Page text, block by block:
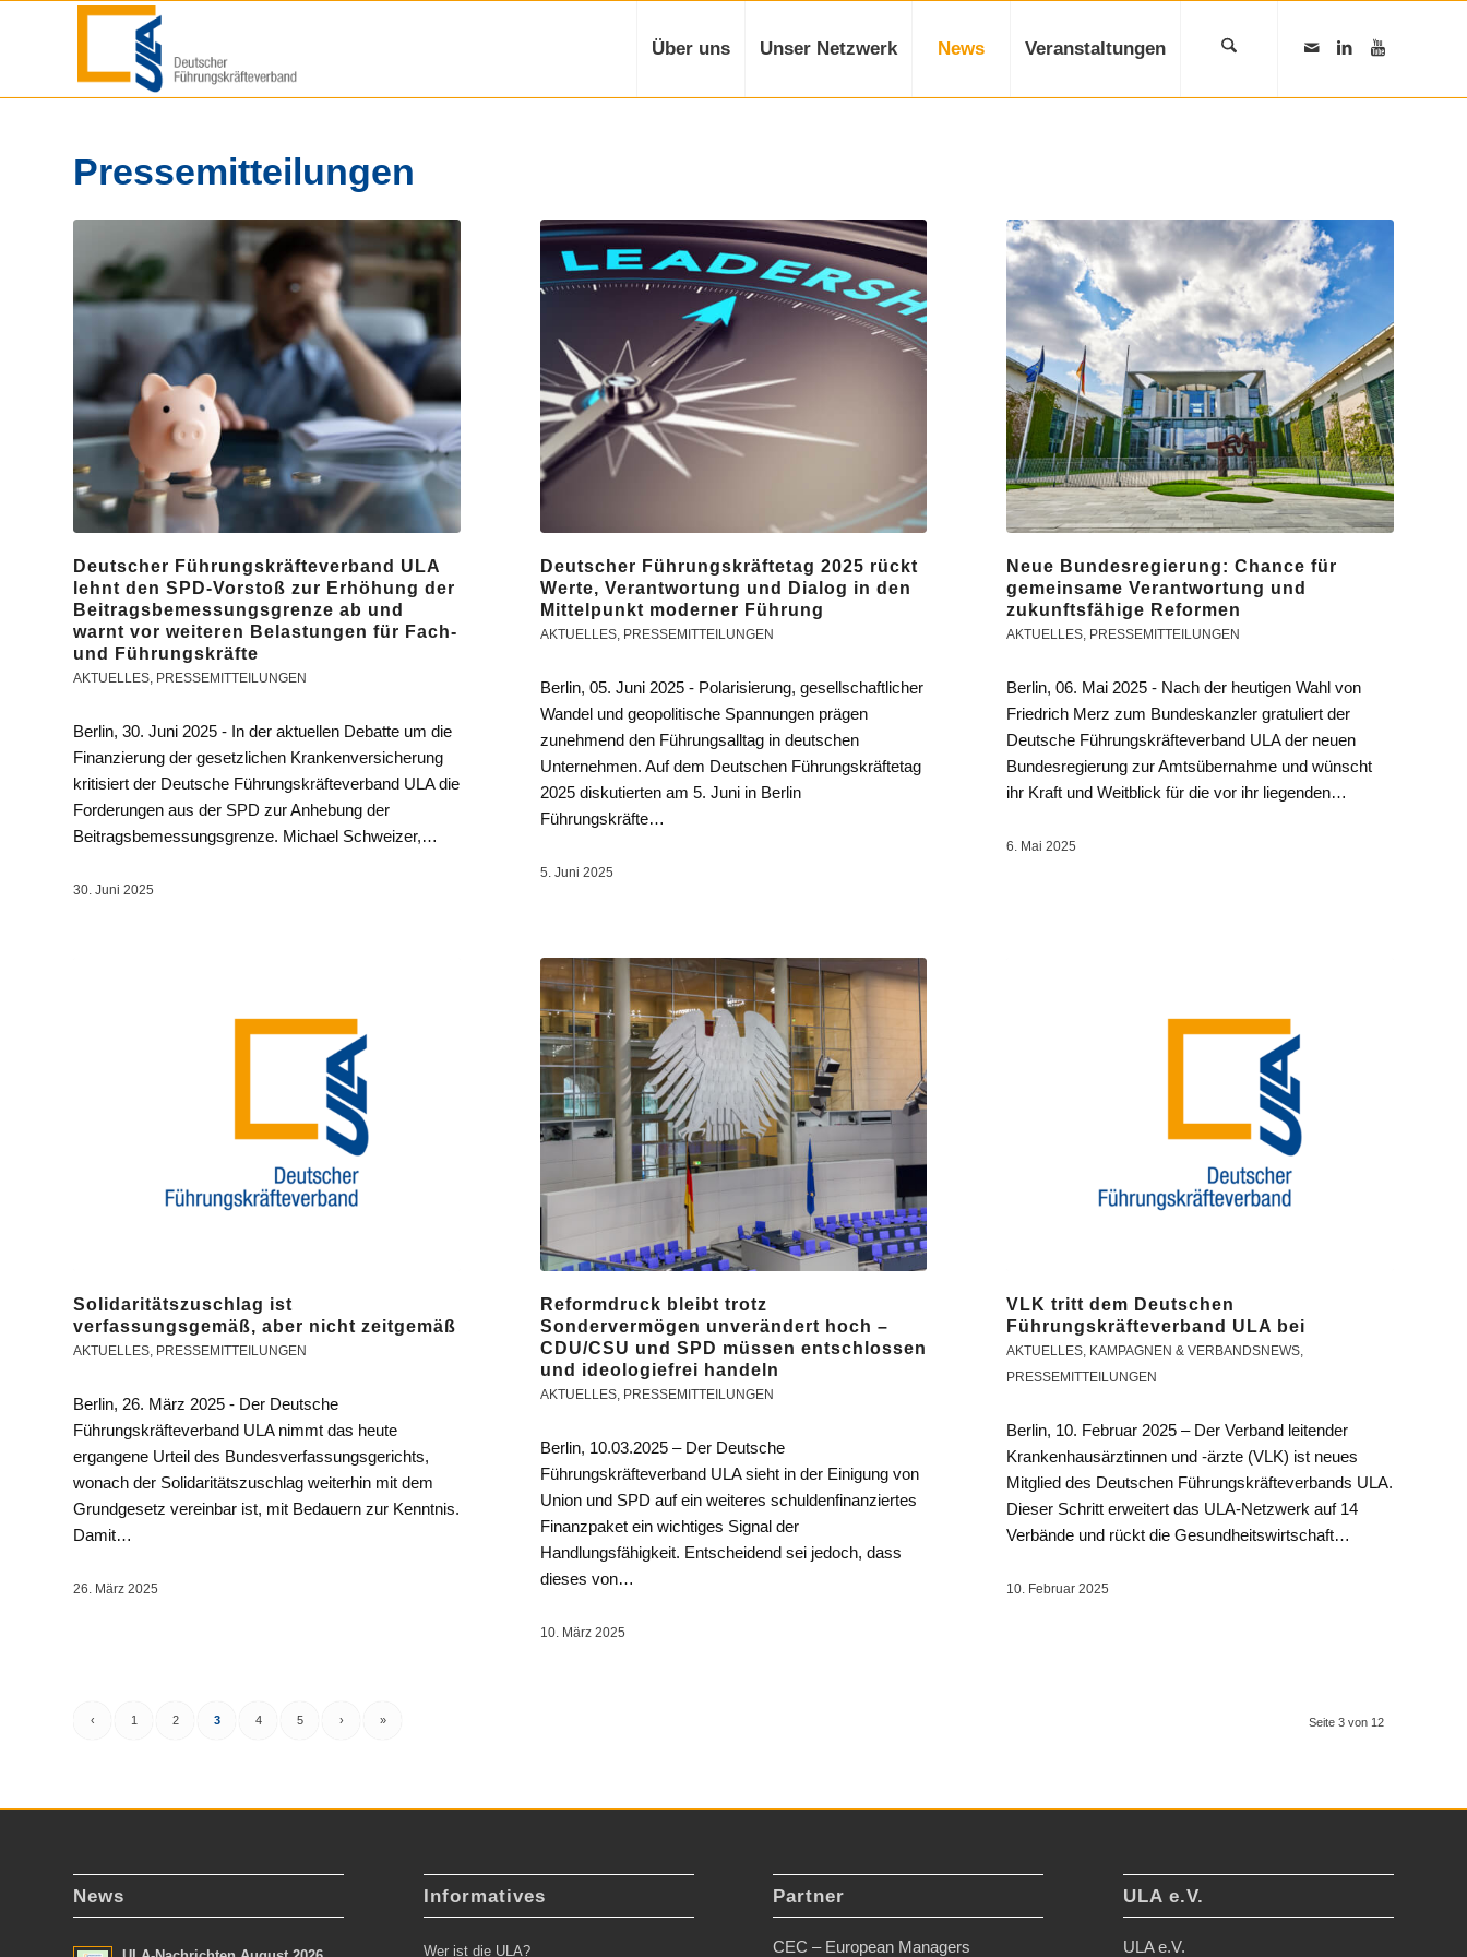
Über uns Unser Netzwerk News Veranstaltungen
Pressemitteilungen
Deutscher Führungskräfteverband ULA
lehnt den SPD-Vorstoß zur Erhöhung der
Beitragsbemessungsgrenze ab und
warnt vor weiteren Belastungen für Fach-
und Führungskräfte
AKTUELLES PRESSEMITTEILUNGEN
Berlin, 30. Juni 2025 - In der aktuellen Debatte um die
Finanzierung der gesetzlichen Krankenversicherung
kritisiert der Deutsche Führungskräfteverband ULA die
Forderungen aus der SPD zur Anhebung der
Beitragsbemessungsgrenze. Michael Schweizer,…
30. Juni 2025
Deutscher Führungskräftetag 2025 rückt
Werte, Verantwortung und Dialog in den
Mittelpunkt moderner Führung
AKTUELLES, PRESSEMITTEILUNGEN
Berlin, 05. Juni 2025 - Polarisierung, gesellschaftlicher
Wandel und geopolitische Spannungen prägen
zunehmend den Führungsalltag in deutschen
Unternehmen. Auf dem Deutschen Führungskräftetag
2025 diskutierten am 5. Juni in Berlin
Führungskräfte…
5. Juni 2025
Neue Bundesregierung: Chance für
gemeinsame Verantwortung und
zukunftsfähige Reformen
AKTUELLES PRESSEMITTEILUNGEN
Berlin, 06. Mai 2025 - Nach der heutigen Wahl von
Friedrich Merz zum Bundeskanzler gratuliert der
Deutsche Führungskräfteverband ULA der neuen
Bundesregierung zur Amtsübernahme und wünscht
ihr Kraft und Weitblick für die vor ihr liegenden…
6. Mai 2025
Solidaritätszuschlag ist
verfassungsgemäß, aber nicht zeitgemäß
AKTUELLES PRESSEMITTEILUNGEN
Berlin, 26. März 2025 - Der Deutsche
Führungskräfteverband ULA nimmt das heute
ergangene Urteil des Bundesverfassungsgerichts,
wonach der Solidaritätszuschlag weiterhin mit dem
Grundgesetz vereinbar ist, mit Bedauern zur Kenntnis.
Damit…
26. März 2025
Reformdruck bleibt trotz
Sondervermögen unverändert hoch –
CDU/CSU und SPD müssen entschlossen
und ideologiefrei handeln
AKTUELLES, PRESSEMITTEILUNGEN
Berlin, 10.03.2025 – Der Deutsche
Führungskräfteverband ULA sieht in der Einigung von
Union und SPD auf ein weiteres schuldenfinanziertes
Finanzpaket ein wichtiges Signal der
Handlungsfähigkeit. Entscheidend sei jedoch, dass
dieses von…
10. März 2025
VLK tritt dem Deutschen
Führungskräfteverband ULA bei
AKTUELLES KAMPAGNEN & VERBANDSNEWS
PRESSEMITTEILUNGEN
Berlin, 10. Februar 2025 – Der Verband leitender
Krankenhausärztinnen und -ärzte (VLK) ist neues
Mitglied des Deutschen Führungskräfteverbands ULA.
Dieser Schritt erweitert das ULA-Netzwerk auf 14
Verbände und rückt die Gesundheitswirtschaft…
10. Februar 2025
Seite 3 von 12
‹ 1 2 3 4 5 › »
News Informatives
Wer ist die ULA?
Partner
CEC – European Managers
ULA e.V.
ULA e.V.